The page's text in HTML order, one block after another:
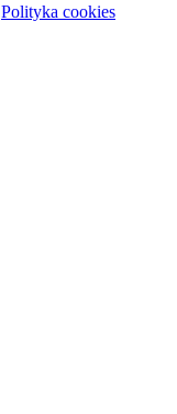
Polityka cookies